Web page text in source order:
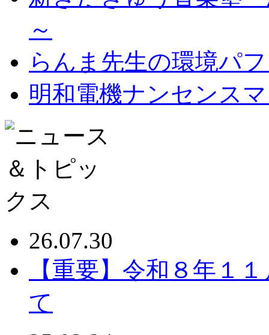
～
らんま先生の環境パ
明和電機ナンセンス
26.07.30
【重要】令和８年１
て